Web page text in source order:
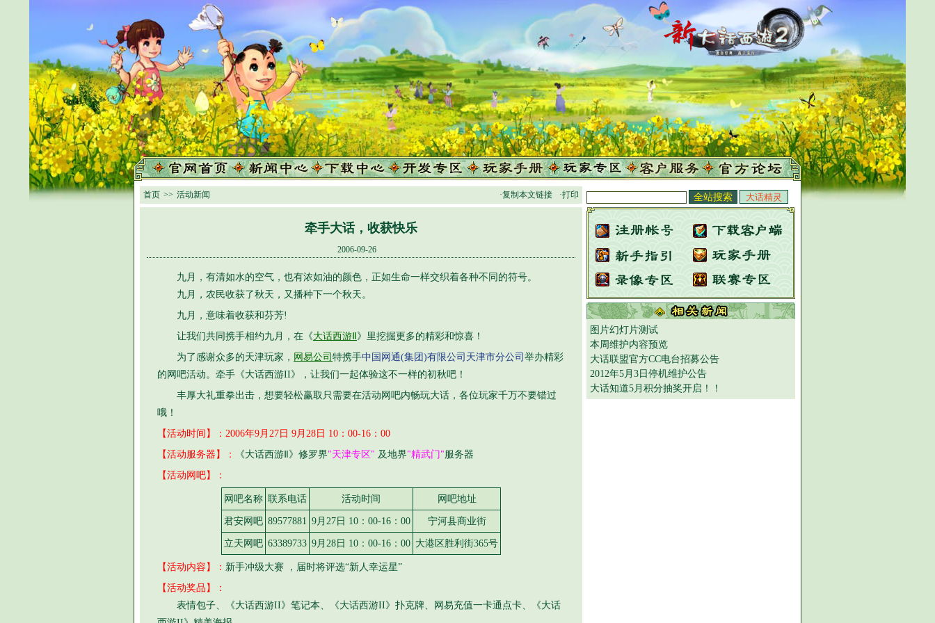
·复制本文链接 ·打印
首页 >> 活动新闻
图片幻灯片测试
本周维护内容预览
大话联盟官方CC电台招募公告
2012年5月3日停机维护公告
大话知道5月积分抽奖开启！！
牵手大话，收获快乐
2006-09-26
九月，有清如水的空气，也有浓如油的颜色，正如生命一样交织着各种不同的符号。
九月，农民收获了秋天，又播种下一个秋天。
九月，意味着收获和芬芳!
让我们共同携手相约九月，在《大话西游Ⅱ 》里挖掘更多的精彩和惊喜！
为了感谢众多的天津玩家， 网易公司 特携手中国网通(集团)有限公司天津市分公司 举办精彩
的网吧活动。牵手《大话西游II》，让我们一起体验这不一样的初秋吧！
丰厚大礼重拳出击，想要轻松赢取只需要在活动网吧内畅玩大话，各位玩家千万不要错过
哦！
【活动时间】： 2006年9月27日 9月28日 10：00-16：00
【活动服务器】：
《大话西游Ⅱ》修罗界"天津专区" 及地界"精武门"服务器
【活动网吧】：
网吧名称 联系电话 活动时间 网吧地址
君安网吧 89577881 9月27日 10：00-16：00 宁河县商业街
立天网吧 63389733 9月28日 10：00-16：00 大港区胜利街365号
【活动内容】： 新手冲级大赛 ，届时将评选“新人幸运星”
【活动奖品】：
表情包子、《大话西游II》笔记本、《大话西游II》扑克牌、网易充值一卡通点卡、《大话